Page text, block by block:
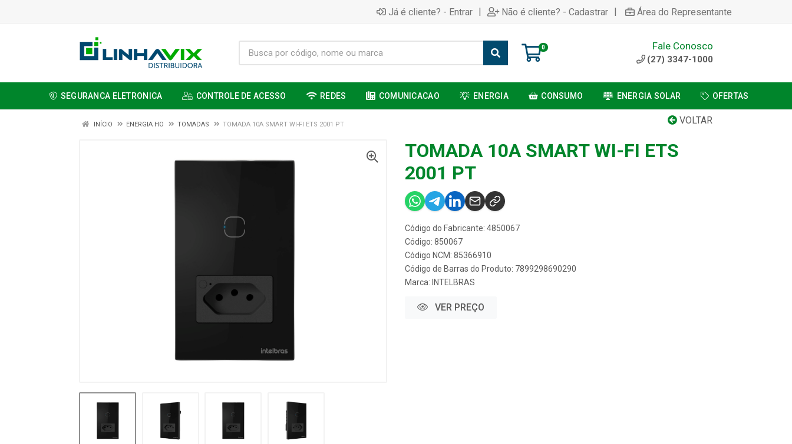
Já é cliente? - Entrar | Não é cliente? - Cadastrar | Área do Representante
0 Fale Conosco
(27) 3347-1000
SEGURANCA ELETRONICA CONTROLE DE ACESSO REDES COMUNICACAO ENERGIA CONSUMO ENERGIA SOLAR OFERTAS
VOLTAR
INÍCIO ENERGIA HO TOMADAS TOMADA 10A SMART WI-FI ETS 2001 PT
TOMADA 10A SMART WI-FI ETS
2001 PT
Código do Fabricante: 4850067
Código: 850067
Código NCM: 85366910
Código de Barras do Produto: 7899298690290
Marca: INTELBRAS
VER PREÇO